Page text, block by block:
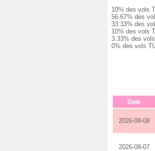
10% des vols
56.67% des
33.33% des
10% des vols
3.33% des
0% des vols
Date
2026-08-08
2026-08-07